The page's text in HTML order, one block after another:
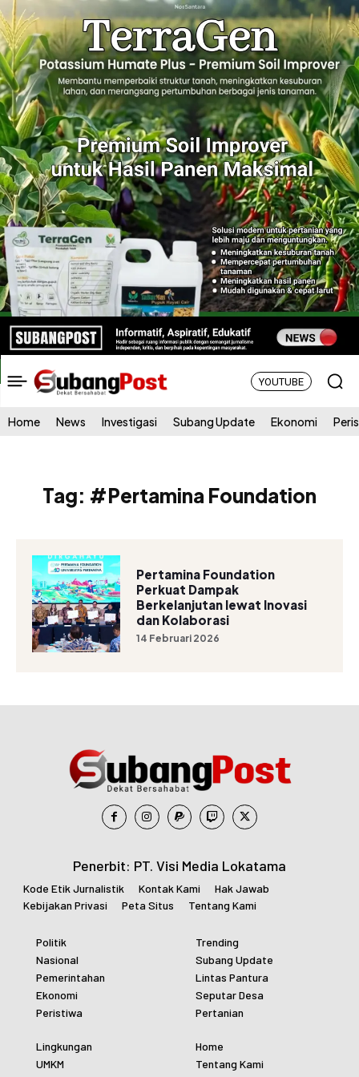
YOUTUBE
Home News Investigasi Subang Update Ekonomi
Tag: #Pertamina Foundation
Pertamina Foundation
Perkuat Dampak
Berkelanjutan lewat Inovasi
dan Kolaborasi
14 Februari 2026
Penerbit: PT. Visi Media Lokatama
Kode Etik Jurnalistik Kontak Kami
Hak Jawab
Kebijakan Privasi
Peta Situs Tentang Kami
Politik
Nasional
Pemerintahan
Ekonomi
Peristiwa
Trending
Subang Update
Lintas Pantura
Seputar Desa
Pertanian
Lingkungan
UMKM
Home
Tentang Kami